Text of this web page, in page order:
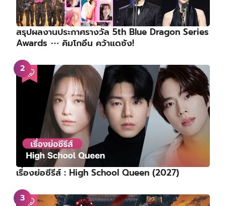
สรุปผลงานประกาศรางวัล 5th Blue Dragon Series
Awards ⋯ คิมโกอึน คว้าแดซัง!
เรื่องย่อซีรีส์ : High School Queen (2027)